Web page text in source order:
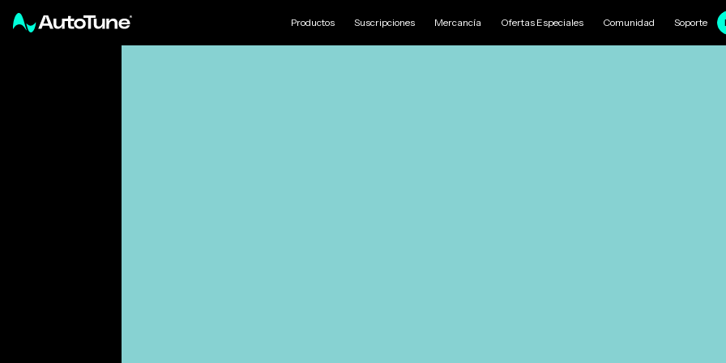
Productos Suscripciones Mercancía Ofertas Especiales Comunidad Soporte